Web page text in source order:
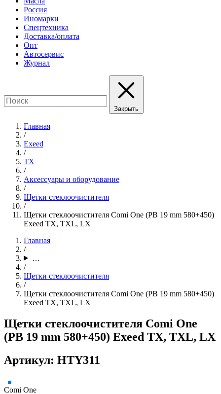
Россия
Иномарки
Спецтехника
Доставка/оплата
Опт
Автосервис
Журнал
Закрыть
Главная
/
Exeed
/
TX
/
Аксессуары и оборудование
/
Щетки стеклоочистителя
/
Щетки стеклоочистителя Comi One (PB 19 mm 580+450)
Exeed TX, TXL, LX
Главная
/
…
/
Щетки стеклоочистителя
/
Щетки стеклоочистителя Comi One (PB 19 mm 580+450)
Exeed TX, TXL, LX
Щетки стеклоочистителя Comi One
(PB 19 mm 580+450) Exeed TX, TXL, LX
Артикул: HTY311
Comi One